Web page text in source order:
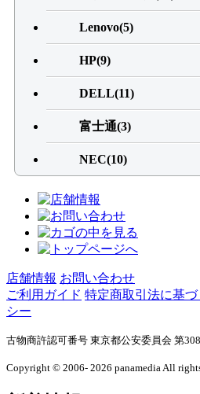
Lenovo(5)
HP(9)
DELL(11)
富士通(3)
NEC(10)
店舗情報 お問い合わせ
ご利用ガイド 特定商取引法に基
シー
古物商許認可番号 東京都公安委員会 第
Copyright © 2006- 2026 panamedia All rights